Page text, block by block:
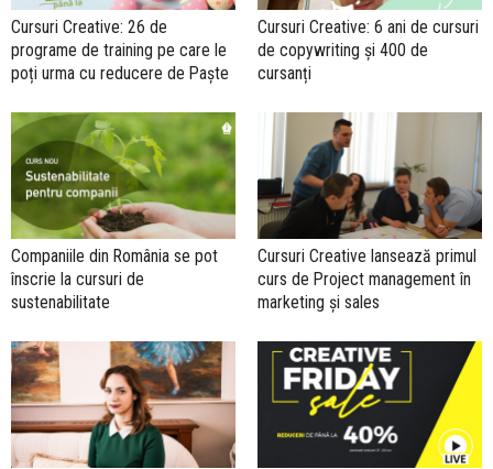
Cursuri Creative: 26 de
programe de training pe care le
poți urma cu reducere de Paște
Cursuri Creative: 6 ani de cursuri
de copywriting și 400 de
cursanți
Companiile din România se pot
înscrie la cursuri de
sustenabilitate
Cursuri Creative lansează primul
curs de Project management în
marketing și sales